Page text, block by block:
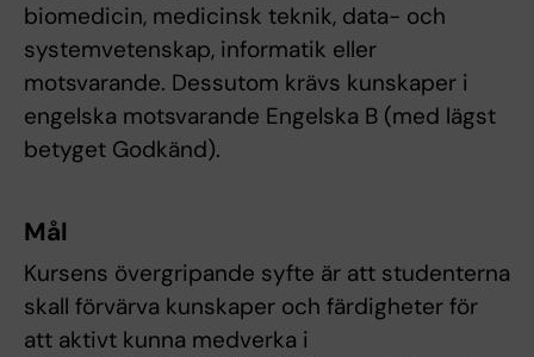
biomedicin, medicinsk teknik, data- och
systemvetenskap, informatik eller
motsvarande. Dessutom krävs kunskaper i
engelska motsvarande Engelska B (med lägst
betyget Godkänd).
Mål
Kursens övergripande syfte är att studenterna
skall förvärva kunskaper och färdigheter för
att aktivt kunna medverka i